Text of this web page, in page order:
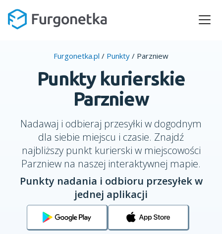
Furgonetka.pl / Punkty / Parzniew
Punkty kurierskie
Parzniew
Nadawaj i odbieraj przesyłki w dogodnym
dla siebie miejscu i czasie. Znajdź
najbliższy punkt kurierski w miejscowości
Parzniew na naszej interaktywnej mapie.
Punkty nadania i odbioru przesyłek w
jednej aplikacji